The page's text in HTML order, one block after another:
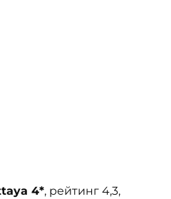
4*, рейтинг 4,3,